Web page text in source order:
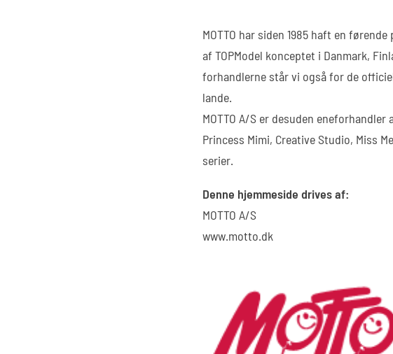
MOTTO har siden 1985 haft en
af TOPModel konceptet i Danmark,
forhandlerne står vi også for de
lande.
MOTTO A/S er desuden
Princess Mimi, Creative Studio, Miss
serier.
Denne hjemmeside drives af:
MOTTO A/S
www.motto.dk